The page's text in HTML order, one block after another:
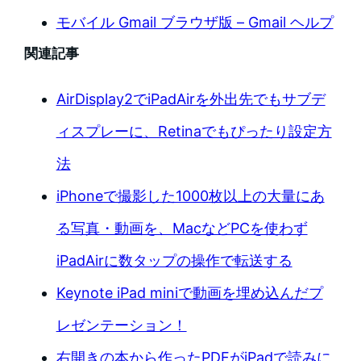
モバイル Gmail ブラウザ版 – Gmail ヘルプ
関連記事
AirDisplay2でiPadAirを外出先でもサブデ
ィスプレーに、Retinaでもぴったり設定方
法
iPhoneで撮影した1000枚以上の大量にあ
る写真・動画を、MacなどPCを使わず
iPadAirに数タップの操作で転送する
Keynote iPad miniで動画を埋め込んだプ
レゼンテーション！